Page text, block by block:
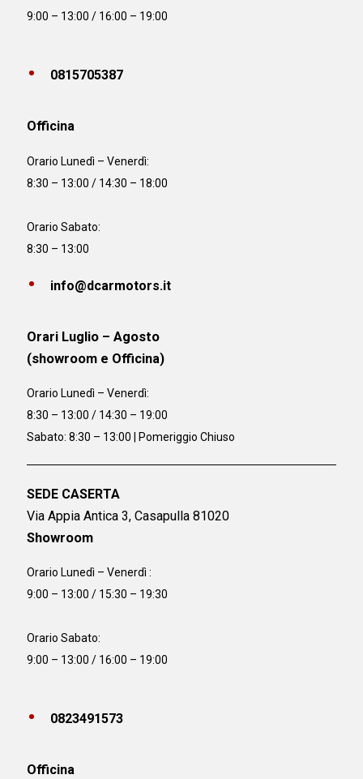
9:00 – 13:00 / 16:00 – 19:00
0815705387
Officina
Orario Lunedì – Venerdì:
8:30 – 13:00 / 14:30 – 18:00
Orario Sabato:
8:30 – 13:00
info@dcarmotors.it
Orari Luglio – Agosto
(showroom e Officina)
Orario Lunedì – Venerdì:
8:30 – 13:00 / 14:30 – 19:00
Sabato: 8:30 – 13:00 | Pomeriggio Chiuso
SEDE CASERTA
Via Appia Antica 3, Casapulla 81020
Showroom
Orario Lunedì – Venerdì :
9:00 – 13:00 / 15:30 – 19:30
Orario Sabato:
9:00 – 13:00 / 16:00 – 19:00
0823491573
Officina